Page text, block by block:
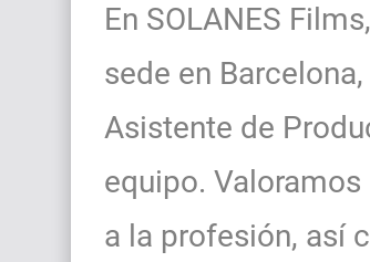
En SOLANES
sede en
Asistente de
equipo.
a la profesión, así